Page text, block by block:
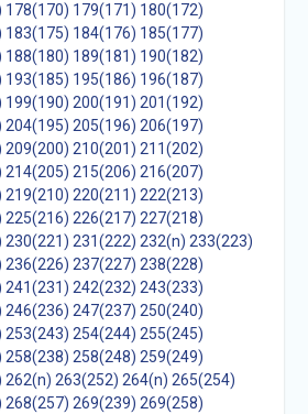
178(170) 179(171) 180(172)
183(175) 184(176) 185(177)
188(180) 189(181) 190(182)
193(185) 195(186) 196(187)
199(190) 200(191) 201(192)
204(195) 205(196) 206(197)
209(200) 210(201) 211(202)
214(205) 215(206) 216(207)
219(210) 220(211) 222(213)
225(216) 226(217) 227(218)
230(221) 231(222) 232(n) 233(223)
236(226) 237(227) 238(228)
241(231) 242(232) 243(233)
246(236) 247(237) 250(240)
253(243) 254(244) 255(245)
258(238) 258(248) 259(249)
262(n) 263(252) 264(n) 265(254)
268(257) 269(239) 269(258)